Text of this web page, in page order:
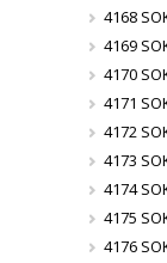
4168
4169
4170
4171
4172
4173
4174
4175
4176